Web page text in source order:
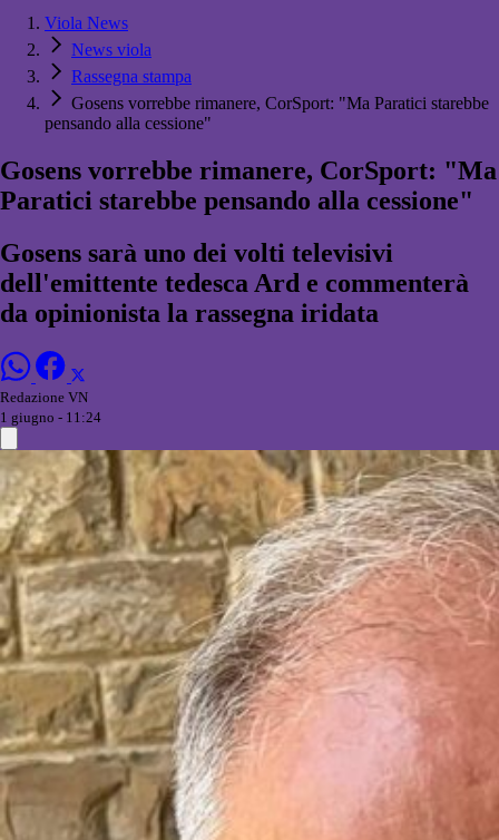
Viola News
News viola
Rassegna stampa
Gosens vorrebbe rimanere, CorSport: "Ma Paratici starebbe
pensando alla cessione"
Gosens vorrebbe rimanere, CorSport: "Ma
Paratici starebbe pensando alla cessione"
Gosens sarà uno dei volti televisivi
dell'emittente tedesca Ard e commenterà
da opinionista la rassegna iridata
Redazione VN
1 giugno - 11:24